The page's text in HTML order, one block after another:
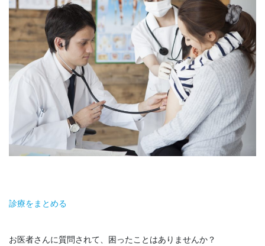
診療をまとめる
お医者さんに質問されて、困ったことはありませんか？